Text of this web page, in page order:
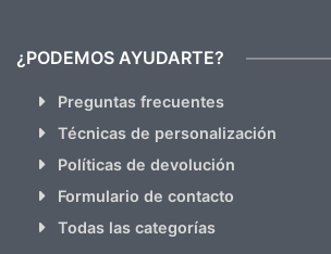
¿PODEMOS AYUDARTE?
Preguntas frecuentes
Técnicas de personalización
Políticas de devolución
Formulario de contacto
Todas las categorías